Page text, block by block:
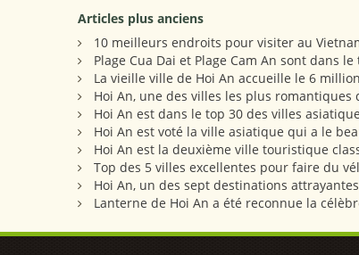
Articles plus anciens
10 meilleurs endroits pour visiter au
Plage Cua Dai et Plage Cam An sont dans
La vieille ville de Hoi An accueille le 6
Hoi An, une des villes les plus romantiques
Hoi An est dans le top 30 des villes
Hoi An est voté la ville asiatique qui a le
Hoi An est la deuxième ville touristique
Top des 5 villes excellentes pour faire du
Hoi An, un des sept destinations
Lanterne de Hoi An a été reconnue la